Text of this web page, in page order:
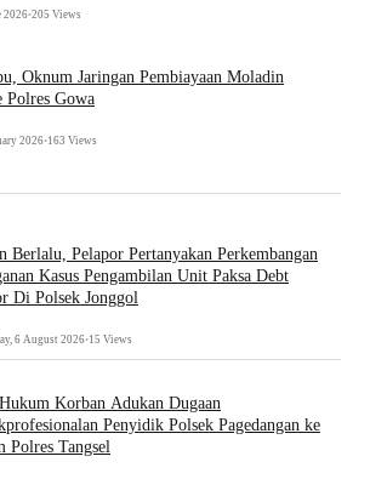
2026•205 Views
Oknum Jaringan Pembiayaan Moladin
Polres Gowa
2026•163 Views
Berlalu, Pelapor Pertanyakan Perkembangan
Kasus Pengambilan Unit Paksa Debt
Di Polsek Jonggol
6 August 2026•15 Views
Korban Adukan Dugaan
Penyidik Polsek Pagedangan ke
Polres Tangsel